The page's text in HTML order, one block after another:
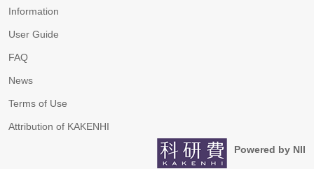
Information
User Guide
FAQ
News
Terms of Use
Attribution of KAKENHI
Powered by NII